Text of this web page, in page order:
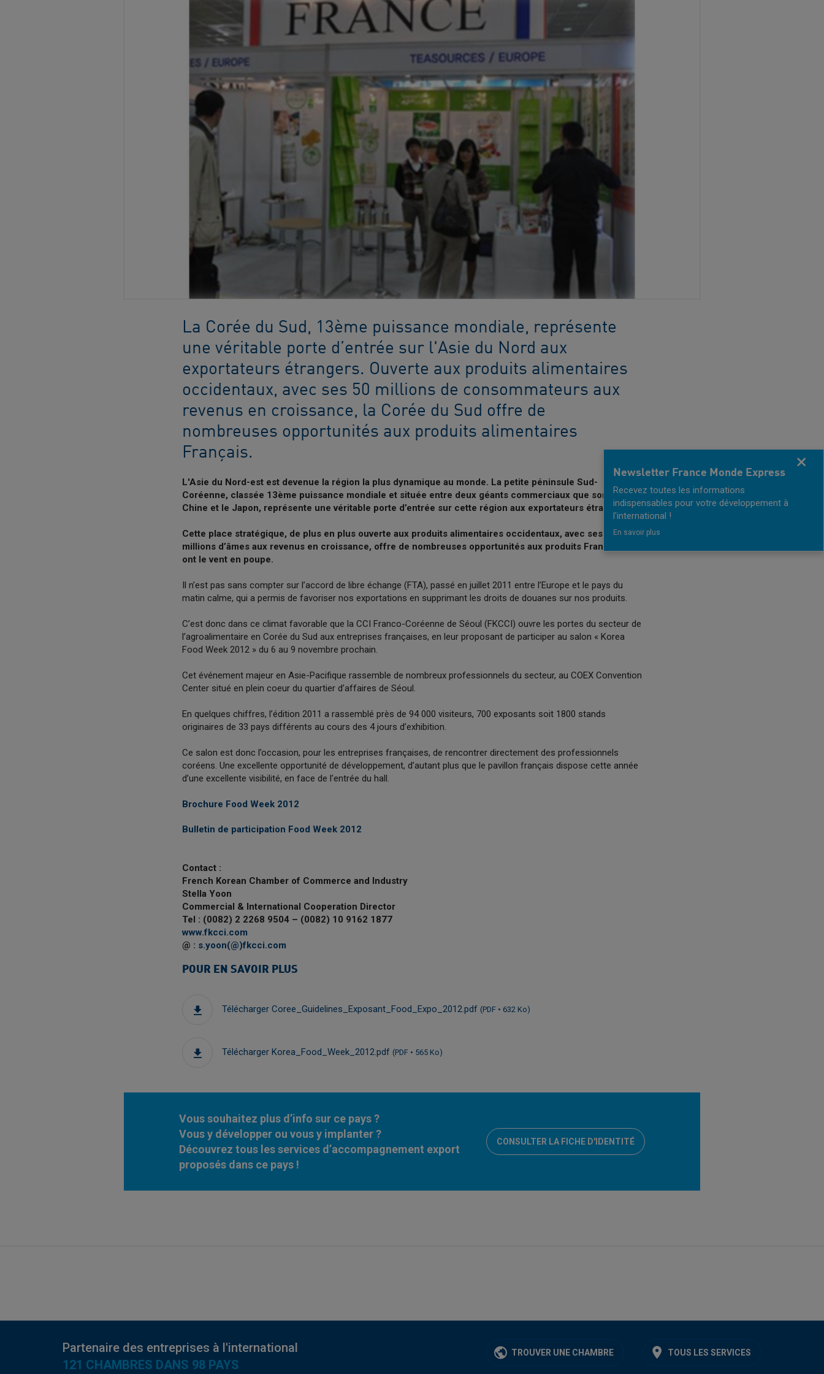
La Corée du Sud, 13ème puissance mondiale, représente
une véritable porte d’entrée sur l'Asie du Nord aux
exportateurs étrangers. Ouverte aux produits alimentaires
occidentaux, avec ses 50 millions de consommateurs aux
revenus en croissance, la Corée du Sud offre de
nombreuses opportunités aux produits alimentaires
Français.
L'Asie du Nord-est est devenue la région la plus dynamique au monde. La petite péninsule Sud-
Coréenne, classée 13ème puissance mondiale et située entre deux géants commerciaux que sont la
Chine et le Japon, représente une véritable porte d’entrée sur cette région aux exportateurs étrangers.
Cette place stratégique, de plus en plus ouverte aux produits alimentaires occidentaux, avec ses 50
millions d’âmes aux revenus en croissance, offre de nombreuses opportunités aux produits Français qui
ont le vent en poupe.
Il n’est pas sans compter sur l’accord de libre échange (FTA), passé en juillet 2011 entre l’Europe et le pays du
matin calme, qui a permis de favoriser nos exportations en supprimant les droits de douanes sur nos produits.
C’est donc dans ce climat favorable que la CCI Franco-Coréenne de Séoul (FKCCI) ouvre les portes du secteur de
l’agroalimentaire en Corée du Sud aux entreprises françaises, en leur proposant de participer au salon « Korea
Food Week 2012 » du 6 au 9 novembre prochain.
Cet événement majeur en Asie-Pacifique rassemble de nombreux professionnels du secteur, au COEX Convention
Center situé en plein coeur du quartier d’affaires de Séoul.
En quelques chiffres, l’édition 2011 a rassemblé près de 94 000 visiteurs, 700 exposants soit 1800 stands
originaires de 33 pays différents au cours des 4 jours d’exhibition.
Ce salon est donc l’occasion, pour les entreprises françaises, de rencontrer directement des professionnels
coréens. Une excellente opportunité de développement, d’autant plus que le pavillon français dispose cette année
d’une excellente visibilité, en face de l’entrée du hall.
Brochure Food Week 2012
Bulletin de participation Food Week 2012
Contact :
French Korean Chamber of Commerce and Industry
Stella Yoon
Commercial & International Cooperation Director
Tel : (0082) 2 2268 9504 – (0082) 10 9162 1877
www.fkcci.com
@ : s.yoon(@)fkcci.com
POUR EN SAVOIR PLUS
Télécharger Coree_Guidelines_Exposant_Food_Expo_2012.pdf (PDF • 632 Ko)
Télécharger Korea_Food_Week_2012.pdf (PDF • 565 Ko)
Vous souhaitez plus d’info sur ce pays ?
Vous y développer ou vous y implanter ?
Découvrez tous les services d’accompagnement export
proposés dans ce pays !
CONSULTER LA FICHE D'IDENTITÉ
Partenaire des entreprises à l'international
121 CHAMBRES DANS 98 PAYS
TOUS LES SERVICES
TROUVER UNE CHAMBRE
Newsletter France Monde Express
Recevez toutes les informations
indispensables pour votre développement à
l'international !
En savoir plus